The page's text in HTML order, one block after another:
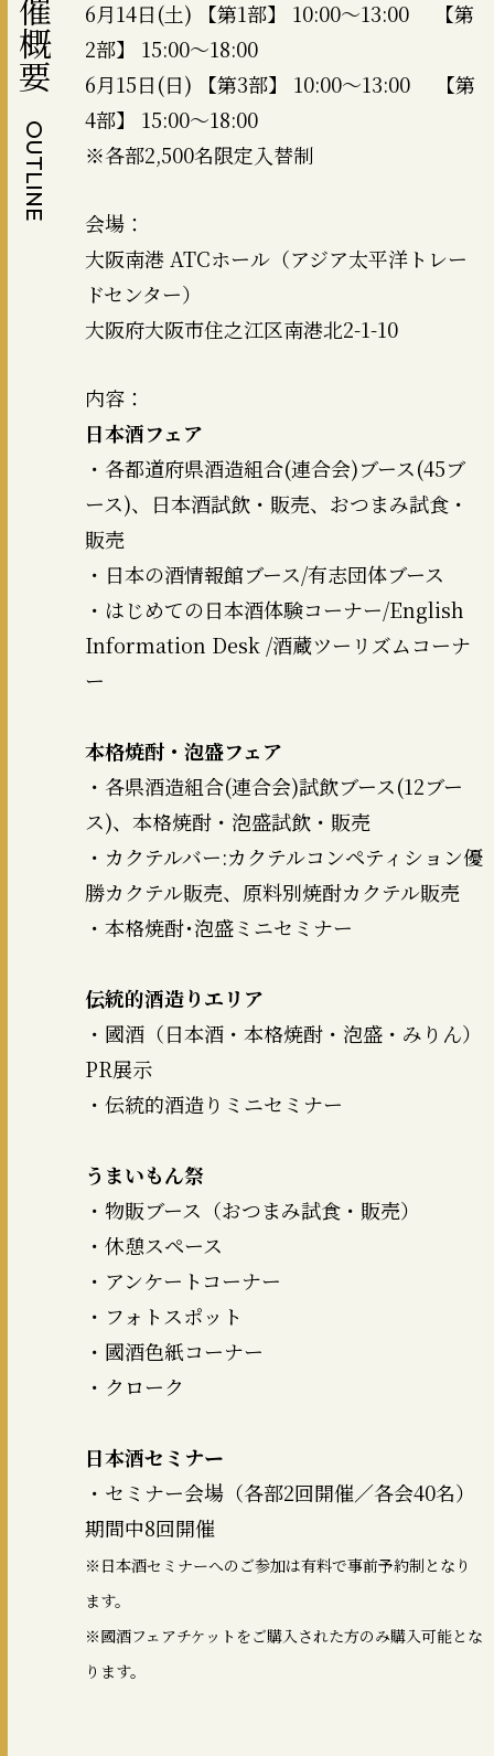
OUTLINE
6月14日(土) 【第1部】 10:00～13:00 【第
2部】 15:00～18:00
6月15日(日) 【第3部】 10:00～13:00 【第
4部】 15:00～18:00
※各部2,500名限定入替制
会場：
大阪南港 ATCホール（アジア太平洋トレー
ドセンター）
大阪府大阪市住之江区南港北2-1-10
内容：
日本酒フェア
・各都道府県酒造組合(連合会)ブース(45ブ
ース)、日本酒試飲・販売、おつまみ試食・
販売
・日本の酒情報館ブース/有志団体ブース
・はじめての日本酒体験コーナー/English
Information Desk /酒蔵ツーリズムコーナ
ー
本格焼酎・泡盛フェア
・各県酒造組合(連合会)試飲ブース(12ブー
ス)、本格焼酎・泡盛試飲・販売
・カクテルバー:カクテルコンペティション優
勝カクテル販売、原料別焼酎カクテル販売
・本格焼酎･泡盛ミニセミナー
伝統的酒造りエリア
・國酒（日本酒・本格焼酎・泡盛・みりん）
PR展示
・伝統的酒造りミニセミナー
うまいもん祭
・物販ブース（おつまみ試食・販売）
・休憩スペース
・アンケートコーナー
・フォトスポット
・國酒色紙コーナー
・クローク
日本酒セミナー
・セミナー会場（各部2回開催／各会40名）
期間中8回開催
※日本酒セミナーへのご参加は有料で事前予約制となり
ます。
※國酒フェアチケットをご購入された方のみ購入可能とな
ります。